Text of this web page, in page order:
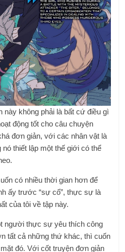
này không phải là bất cứ điều gì
động tốt cho câu chuyện
đơn giản, với các nhân vật là
thiết lập một thế giới có thể
có nhiều thời gian hơn để
ấy trước “sự cố”, thực sự là
của tôi về tập này.
người thực sự yêu thích công
tất cả những thứ khác, thì cuốn
đó. Với cốt truyện đơn giản